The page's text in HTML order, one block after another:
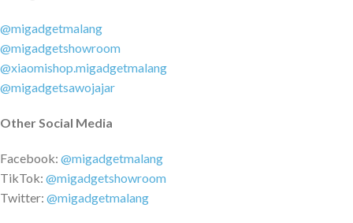
@migadgetmalang
@migadgetshowroom
@xiaomishop.migadgetmalang
@migadgetsawojajar
Other Social Media
Facebook: @migadgetmalang
TikTok: @migadgetshowroom
Twitter: @migadgetmalang